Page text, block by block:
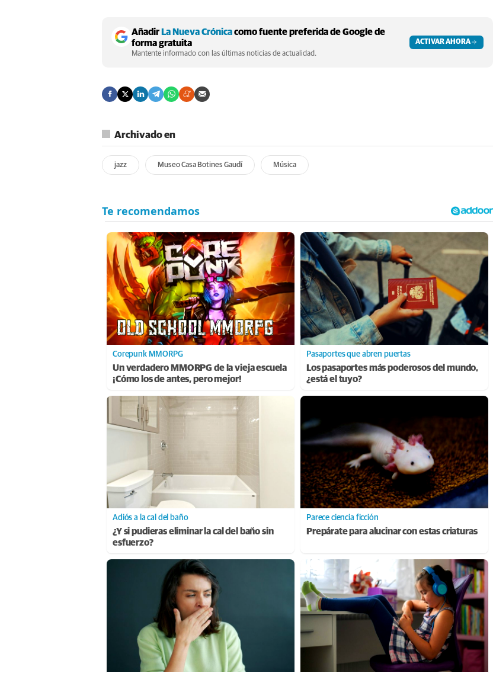
AñadirLa Nueva Crónicacomo fuente preferida de Google de
forma gratuita
Mantente informado con las últimas noticias de actualidad.
ACTIVAR AHORA
Archivado en
jazz Museo Casa Botines Gaudí Música
Corepunk MMORPG
Un verdadero MMORPG de la vieja escuela
¡Cómo los de antes, pero mejor!
Pasaportes que abren puertas
Los pasaportes más poderosos del mundo,
¿está el tuyo?
Adiós a la cal del baño
¿Y si pudieras eliminar la cal del baño sin
esfuerzo?
Parece ciencia ficción
Prepárate para alucinar con estas criaturas